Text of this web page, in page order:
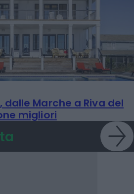
Marche a Riva del
migliori